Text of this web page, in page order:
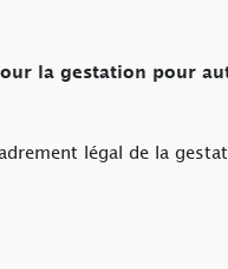
la gestation pour
légal de la